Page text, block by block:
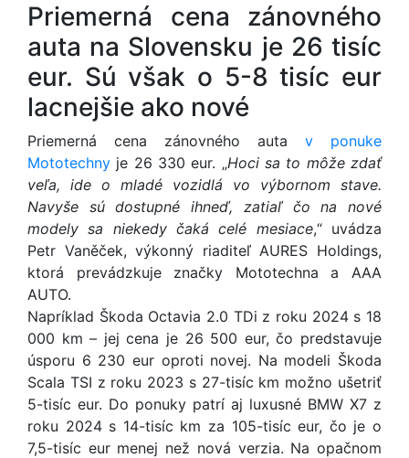
Priemerná cena zánovného
auta na Slovensku je 26 tisíc
eur. Sú však o 5-8 tisíc eur
lacnejšie ako nové
Priemerná cena zánovného auta v ponuke
Mototechny je 26 330 eur. „Hoci sa to môže zdať
veľa, ide o mladé vozidlá vo výbornom stave.
Navyše sú dostupné ihneď, zatiaľ čo na nové
modely sa niekedy čaká celé mesiace,“ uvádza
Petr Vaněček, výkonný riaditeľ AURES Holdings,
ktorá prevádzkuje značky Mototechna a AAA
AUTO.
Napríklad Škoda Octavia 2.0 TDi z roku 2024 s 18
000 km – jej cena je 26 500 eur, čo predstavuje
úsporu 6 230 eur oproti novej. Na modeli Škoda
Scala TSI z roku 2023 s 27-tisíc km možno ušetriť
5-tisíc eur. Do ponuky patrí aj luxusné BMW X7 z
roku 2024 s 14-tisíc km za 105-tisíc eur, čo je o
7,5-tisíc eur menej než nová verzia. Na opačnom